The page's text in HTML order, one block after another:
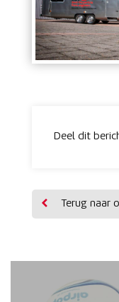
Deel dit
Terug naar